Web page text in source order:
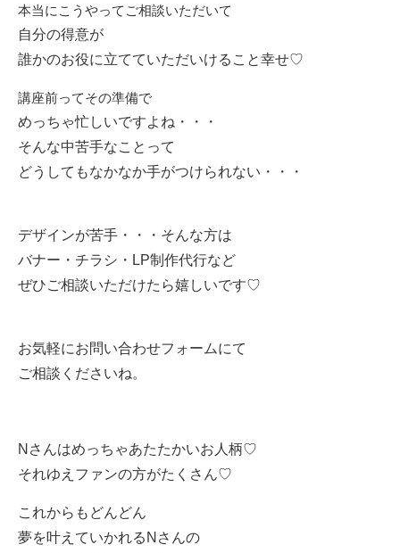
本当にこうやってご相談いただいて
自分の得意が
誰かのお役に立てていただいけること幸せ♡
講座前ってその準備で
めっちゃ忙しいですよね・・・
そんな中苦手なことって
どうしてもなかなか手がつけられない・・・
デザインが苦手・・・そんな方は
バナー・チラシ・LP制作代行など
ぜひご相談いただけたら嬉しいです♡
お気軽にお問い合わせフォームにて
ご相談くださいね。
Nさんはめっちゃあたたかいお人柄♡
それゆえファンの方がたくさん♡
これからもどんどん
夢を叶えていかれるNさんの